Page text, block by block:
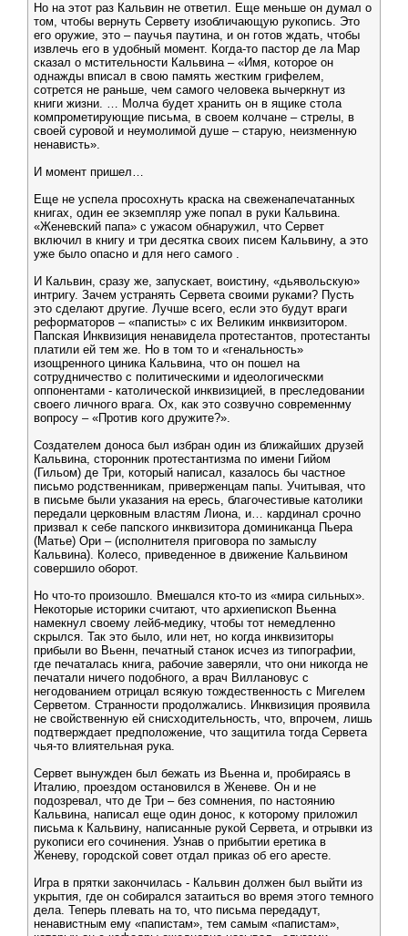
Но на этот раз Кальвин не ответил. Еще меньше он думал о
том, чтобы вернуть Сервету изобличающую рукопись. Это
его оружие, это – паучья паутина, и он готов ждать, чтобы
извлечь его в удобный момент. Когда-то пастор де ла Map
сказал о мстительности Кальвина – «Имя, которое он
однажды вписал в свою память жестким грифелем,
сотрется не раньше, чем самого человека вычеркнут из
книги жизни. … Молча будет хранить он в ящике стола
компрометирующие письма, в своем колчане – стрелы, в
своей суровой и неумолимой душе – старую, неизменную
ненависть».
И момент пришел…
Еще не успела просохнуть краска на свеженапечатанных
книгах, один ее экземпляр уже попал в руки Кальвина.
«Женевский папа» с ужасом обнаружил, что Сервет
включил в книгу и три десятка своих писем Кальвину, а это
уже было опасно и для него самого .
И Кальвин, сразу же, запускает, воистину, «дьявольскую»
интригу. Зачем устранять Сервета своими руками? Пусть
это сделают другие. Лучше всего, если это будут враги
реформаторов – «паписты» с их Великим инквизитором.
Папская Инквизиция ненавидела протестантов, протестанты
платили ей тем же. Но в том то и «генальность»
изощренного циника Кальвина, что он пошел на
сотрудничество с политическими и идеологическми
оппонентами - католической инквизицией, в преследовании
своего личного врага. Ох, как это созвучно современнму
вопросу – «Против кого дружите?».
Создателем доноса был избран один из ближайших друзей
Кальвина, сторонник протестантизма по имени Гийом
(Гильом) де Три, который написал, казалось бы частное
письмо родственникам, приверженцам папы. Учитывая, что
в письме были указания на ересь, благочестивые католики
передали церковным властям Лиона, и… кардинал срочно
призвал к себе папского инквизитора доминиканца Пьера
(Матье) Ори – (исполнителя приговора по замыслу
Кальвина). Колесо, приведенное в движение Кальвином
совершило оборот.
Но что-то произошло. Вмешался кто-то из «мира сильных».
Некоторые историки считают, что архиепископ Вьенна
намекнул своему лейб-медику, чтобы тот немедленно
скрылся. Так это было, или нет, но когда инквизиторы
прибыли во Вьенн, печатный станок исчез из типографии,
где печаталась книга, рабочие заверяли, что они никогда не
печатали ничего подобного, а врач Виллановус с
негодованием отрицал всякую тождественность с Мигелем
Серветом. Странности продолжались. Инквизиция проявила
не свойственную ей снисходительность, что, впрочем, лишь
подтверждает предположение, что защитила тогда Сервета
чья-то влиятельная рука.
Сервет вынужден был бежать из Вьенна и, пробираясь в
Италию, проездом остановился в Женеве. Он и не
подозревал, что де Три – без сомнения, по настоянию
Кальвина, написал еще один донос, к которому приложил
письма к Кальвину, написанные рукой Сервета, и отрывки из
рукописи его сочинения. Узнав о прибытии еретика в
Женеву, городской совет отдал приказ об его аресте.
Игра в прятки закончилась - Кальвин должен был выйти из
укрытия, где он собирался затаиться во время этого темного
дела. Теперь плевать на то, что письма передадут,
ненавистным ему «папистам», тем самым «папистам»,